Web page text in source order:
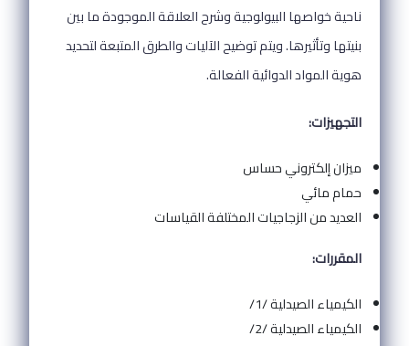
ناحية خواصها البيولوجية وشرح العلاقة الموجودة ما بين
بنيتها وتأثيرها. ويتم توضيح الآليات والطرق المتبعة لتحديد
هوية المواد الدوائية الفعالة.
التجهيزات:
ميزان إلكتروني حساس
حمام مائي
العديد من الزجاجيات المختلفة القياسات
المقررات:
الكيمياء الصيدلية /1/
الكيمياء الصيدلية /2/